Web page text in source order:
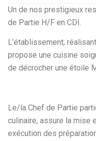
Un de nos prestigieux
de Partie H/F en CDI.
L’établissement,
propose une cuisine
de décrocher une étoile
Le/la Chef de Partie
culinaire, assure la mise
exécution des